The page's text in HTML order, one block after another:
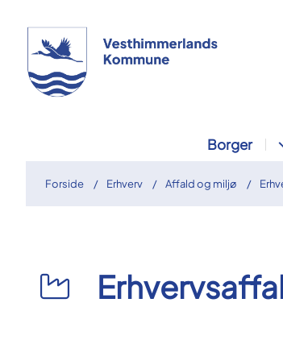
Borger
Forside Erhverv Affald og miljø